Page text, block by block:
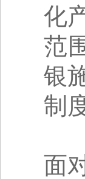
化
范
银
制
面